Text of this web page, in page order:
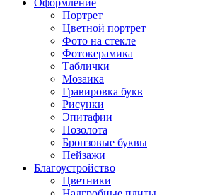
Оформление
Портрет
Цветной портрет
Фото на стекле
Фотокерамика
Таблички
Мозаика
Гравировка букв
Рисунки
Эпитафии
Позолота
Бронзовые буквы
Пейзажи
Благоустройство
Цветники